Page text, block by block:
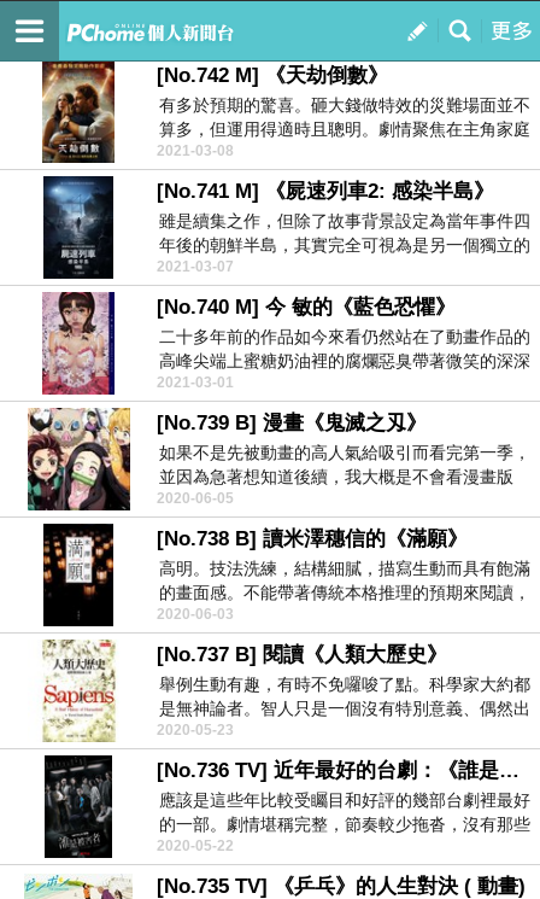
我的
訂閱
藍色小門
[No.742 M] 《天劫倒數》
有多於預期的驚喜。砸大錢做特效的災難場面並不
算多，但運用得適時且聰明。劇情聚焦在主角家庭
間的緊密牽絆...
2021-03-08
[No.741 M] 《屍速列車2: 感染半島》
雖是續集之作，但除了故事背景設定為當年事件四
年後的朝鮮半島，其實完全可視為是另一個獨立的
故事。無論如...
2021-03-07
[No.740 M] 今 敏的《藍色恐懼》
二十多年前的作品如今來看仍然站在了動畫作品的
高峰尖端上蜜糖奶油裡的腐爛惡臭帶著微笑的深深
殺意陰鬱驚悚...
2021-03-01
[No.739 B] 漫畫《鬼滅之刄》
如果不是先被動畫的高人氣給吸引而看完第一季，
並因為急著想知道後續，我大概是不會看漫畫版
的。前段的劇情...
2020-06-05
[No.738 B] 讀米澤穗信的《滿願》
高明。技法洗練，結構細膩，描寫生動而具有飽滿
的畫面感。不能帶著傳統本格推理的預期來閱讀，
更像是佈局縝...
2020-06-03
[No.737 B] 閱讀《人類大歷史》
舉例生動有趣，有時不免囉唆了點。科學家大約都
是無神論者。智人只是一個沒有特別意義、偶然出
現存在於地球...
2020-05-23
[No.736 TV] 近年最好的台劇：《誰是被害者》
應該是這些年比較受矚目和好評的幾部台劇裡最好
的一部。劇情堪稱完整，節奏較少拖沓，沒有那些
刻意賣弄的本...
2020-05-22
[No.735 TV] 《乒乓》的人生對決 ( 動畫)